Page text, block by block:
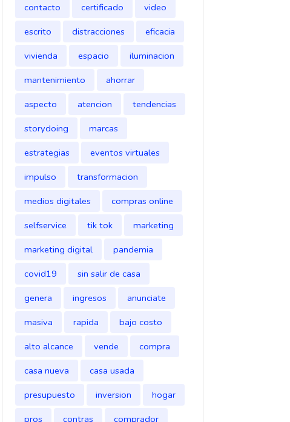
contacto
certificado
video
escrito
distracciones
eficacia
vivienda
espacio
iluminacion
mantenimiento
ahorrar
aspecto
atencion
tendencias
storydoing
marcas
estrategias
eventos virtuales
impulso
transformacion
medios digitales
compras online
selfservice
tik tok
marketing
marketing digital
pandemia
covid19
sin salir de casa
genera
ingresos
anunciate
masiva
rapida
bajo costo
alto alcance
vende
compra
casa nueva
casa usada
presupuesto
inversion
hogar
pros
contras
comprador